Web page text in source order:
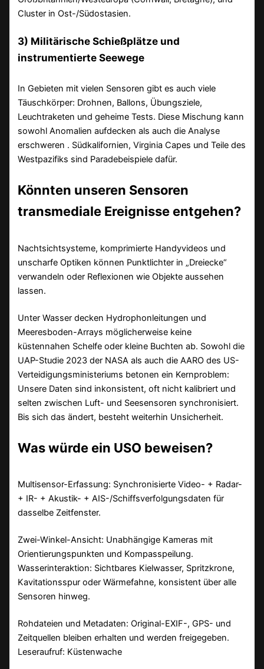
Cluster in Ost-/Südostasien.
3) Militärische Schießplätze und
instrumentierte Seewege
In Gebieten mit vielen Sensoren gibt es auch viele
Täuschkörper: Drohnen, Ballons, Übungsziele,
Leuchtraketen und geheime Tests. Diese Mischung kann
sowohl Anomalien aufdecken als auch die Analyse
erschweren . Südkalifornien, Virginia Capes und Teile des
Westpazifiks sind Paradebeispiele dafür.
Könnten unseren Sensoren
transmediale Ereignisse entgehen?
Nachtsichtsysteme, komprimierte Handyvideos und
unscharfe Optiken können Punktlichter in „Dreiecke“
verwandeln oder Reflexionen wie Objekte aussehen
lassen.
Unter Wasser decken Hydrophonleitungen und
Meeresboden-Arrays möglicherweise keine
küstennahen Schelfe oder kleine Buchten ab. Sowohl die
UAP-Studie 2023 der NASA als auch die AARO des US-
Verteidigungsministeriums betonen ein Kernproblem:
Unsere Daten sind inkonsistent, oft nicht kalibriert und
selten zwischen Luft- und Seesensoren synchronisiert.
Bis sich das ändert, besteht weiterhin Unsicherheit.
Was würde ein USO beweisen?
Multisensor-Erfassung: Synchronisierte Video- + Radar-
+ IR- + Akustik- + AIS-/Schiffsverfolgungsdaten für
dasselbe Zeitfenster.
Zwei-Winkel-Ansicht: Unabhängige Kameras mit
Orientierungspunkten und Kompasspeilung.
Wasserinteraktion: Sichtbares Kielwasser, Spritzkrone,
Kavitationsspur oder Wärmefahne, konsistent über alle
Sensoren hinweg.
Rohdateien und Metadaten: Original-EXIF-, GPS- und
Zeitquellen bleiben erhalten und werden freigegeben.
Leseraufruf: Küstenwache